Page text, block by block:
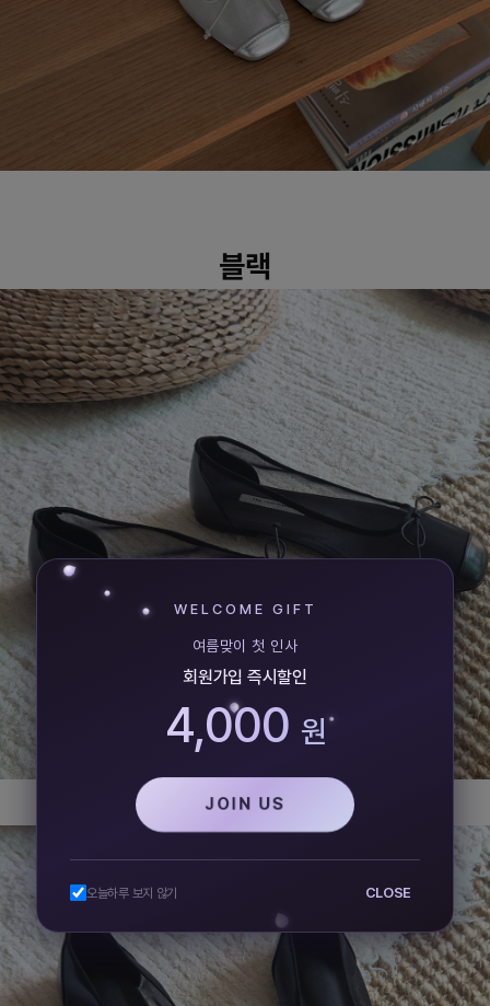
블랙
WELCOME GIFT
여름맞이 첫 인사
회원가입 즉시할인
4,000 원
JOIN US
오늘하루 보지 않기 CLOSE